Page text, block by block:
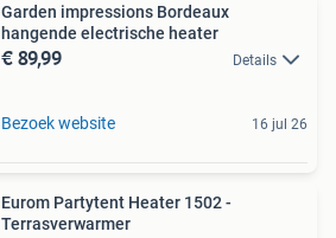
Garden impressions Bordeaux
hangende electrische heater
€ 89,99 Details
Bezoek website 16 jul 26
Eurom Partytent Heater 1502 -
Terrasverwarmer